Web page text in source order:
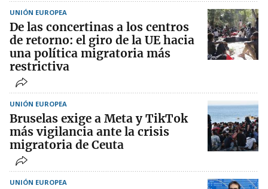
UNIÓN EUROPEA
De las concertinas a los centros
de retorno: el giro de la UE hacia
una política migratoria más
restrictiva
UNIÓN EUROPEA
Bruselas exige a Meta y TikTok
más vigilancia ante la crisis
migratoria de Ceuta
UNIÓN EUROPEA